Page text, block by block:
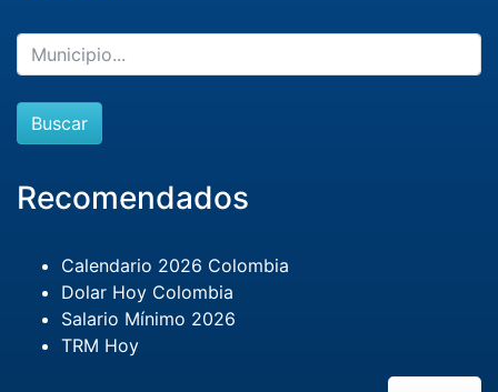
Buscar
Recomendados
Calendario 2026 Colombia
Dolar Hoy Colombia
Salario Mínimo 2026
TRM Hoy